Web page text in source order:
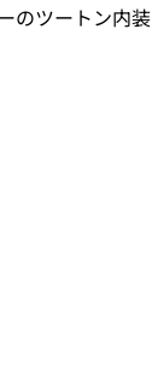
のツートン内装